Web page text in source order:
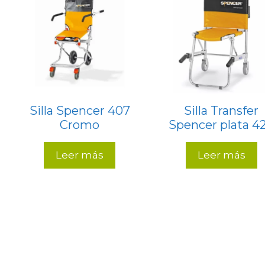
Silla Spencer 407
Cromo
Leer más
Silla Transfer
Spencer plata
Leer más